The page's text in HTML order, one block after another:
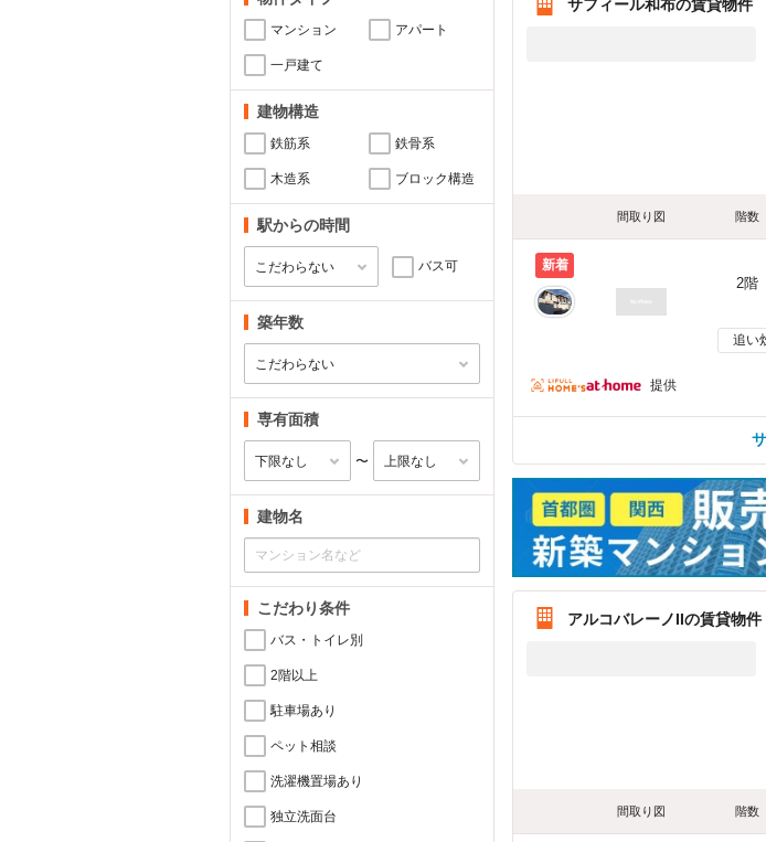
マンション アパート
一戸建て
建物構造
鉄筋系 鉄骨系
木造系 ブロック構造
駅からの時間
バス可
築年数
専有面積
〜
建物名
こだわり条件
バス・トイレ別
2階以上
駐車場あり
ペット相談
洗濯機置場あり
独立洗面台
サフィール和布の賃貸物件
間取り図 階数
新着
2階
追い
提供
アルコバレーノIIの賃貸物件
間取り図 階数